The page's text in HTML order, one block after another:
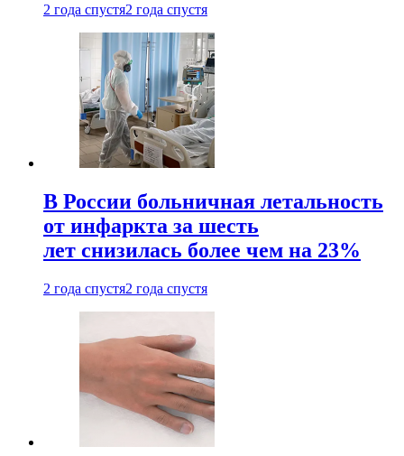
2 года спустя2 года спустя
В России больничная летальность
от инфаркта за шесть
лет снизилась более чем на 23%
2 года спустя2 года спустя